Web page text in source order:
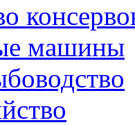
машины